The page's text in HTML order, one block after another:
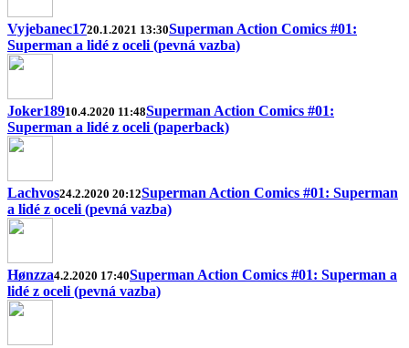
Vyjebanec1720.1.2021 13:30Superman Action Comics #01:
Superman a lidé z oceli (pevná vazba)
Joker18910.4.2020 11:48Superman Action Comics #01:
Superman a lidé z oceli (paperback)
Lachvos24.2.2020 20:12Superman Action Comics #01: Superman
a lidé z oceli (pevná vazba)
Hønzza4.2.2020 17:40Superman Action Comics #01: Superman a
lidé z oceli (pevná vazba)